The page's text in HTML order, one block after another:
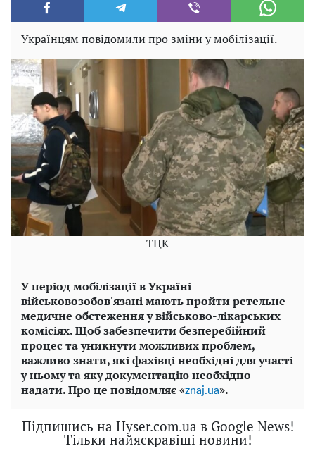
Українцям повідомили про зміни у мобілізації.
ТЦК
У період мобілізації в Україні
військовозобов'язані мають пройти ретельне
медичне обстеження у військово-лікарських
комісіях. Щоб забезпечити безперебійний
процес та уникнути можливих проблем,
важливо знати, які фахівці необхідні для участі
у ньому та яку документацію необхідно
надати. Про це повідомляє «znaj.ua».
Підпишись на Hyser.com.ua в Google News!
Тільки найяскравіші новини!